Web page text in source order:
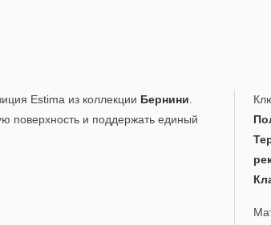
Estima из коллекции Бернини
поверхность и поддержать единый